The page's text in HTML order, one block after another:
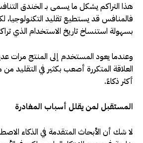
هذا التراكم يشكل ما يسمى بـ الخندق
فالمنافس قد يستطيع تقليد التكنولوجيا،
بسهولة استنساخ تاريخ الاستخدام الذي
وعندما يعود المستخدم إلى المنتج مرات
العلاقة المتكررة أصعب بكثير في التقليد
أكثر ذكاءً.
المستقبل لمن يقلل أسباب المغادرة
لا شك أن الأبحاث المتقدمة في الذكاء